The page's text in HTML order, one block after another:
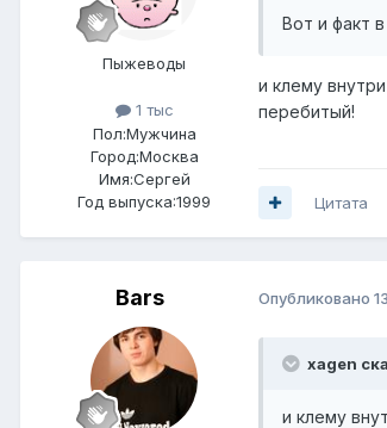
Пыжеводы
1 тыс
Пол:Мужчина
Город:Москва
Имя:Сергей
Год выпуска:1999
Вот и факт
и клему
перебитый!
Цитата
Bars Опубликовано
xagen
и клему